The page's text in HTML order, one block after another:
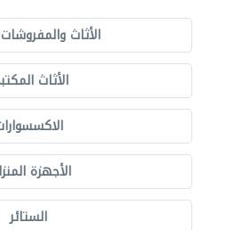
الأثاث والمفروشات
الأثاث
الأجهزة
الستائر